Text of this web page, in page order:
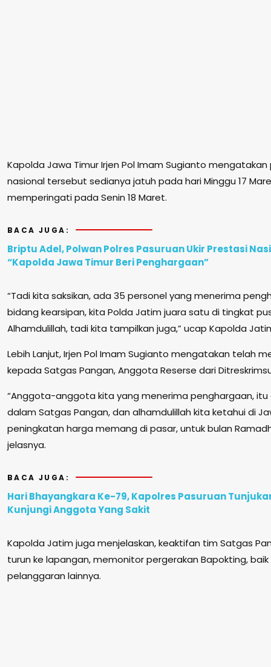
Kapolda Jawa Timur Irjen Pol Imam Sugianto
nasional tersebut sedianya jatuh pada hari Minggu 17
memperingati pada Senin 18 Maret.
BACA JUGA:
Briptu Adel, Polwan Polres Pasuruan Ukir Prestasi
“Kapolda Jawa Timur Beri Penghargaan”
“Tadi kita saksikan, ada 35 personel yang menerima
bidang kearsipan, kita Polda Jatim juara satu di tingkat
Alhamdulillah, tadi kita tampilkan juga,” ucap Kapolda
Lebih Lanjut, Irjen Pol Imam Sugianto mengatakan telah
kepada Satgas Pangan, Anggota Reserse dari
“Anggota-anggota kita yang menerima penghargaan,
dalam Satgas Pangan, dan alhamdulillah kita ketahui di
peningkatan harga memang di pasar, untuk bulan
jelasnya.
BACA JUGA:
Hari Bhayangkara Ke-79, Kapolres Pasuruan
Kunjungi Anggota Yang Sakit
Kapolda Jatim juga menjelaskan, keaktifan tim Satgas
turun ke lapangan, memonitor pergerakan Bapokting,
pelanggaran lainnya.